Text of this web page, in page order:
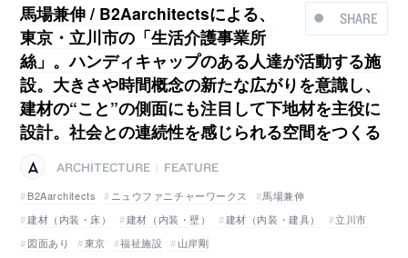
SHARE
馬場兼伸 / B2Aarchitectsによる、
東京・立川市の「生活介護事業所
絲」。ハンディキャップのある人達が活動する施
設。大きさや時間概念の新たな広がりを意識し、
建材の“こと”の側面にも注目して下地材を主役に
設計。社会との連続性を感じられる空間をつくる
ARCHITECTURE
FEATURE
B2Aarchitects
ニュウファニチャーワークス
馬場兼伸
建材（内装・床）
建材（内装・壁） 建材（内装・建具）
立川市
図面あり
東京 福祉施設 山岸剛